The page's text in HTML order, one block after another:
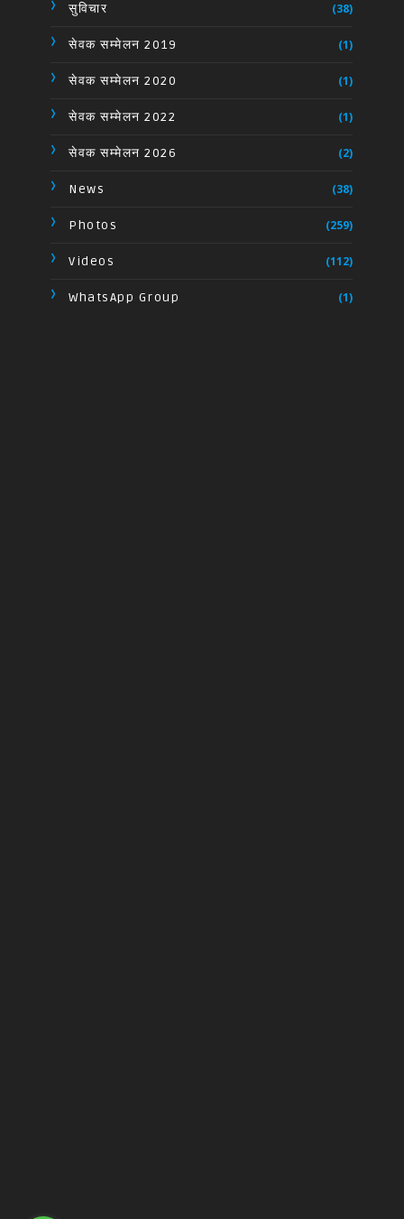
सुविचार (38)
सेवक सम्मेलन 2019 (1)
सेवक सम्मेलन 2020 (1)
सेवक सम्मेलन 2022 (1)
सेवक सम्मेलन 2026 (2)
News (38)
Photos (259)
Videos (112)
WhatsApp Group (1)